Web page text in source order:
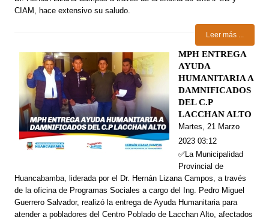
CIAM, hace extensivo su saludo.
Leer más ...
MPH ENTREGA
AYUDA
HUMANITARIA A
DAMNIFICADOS
DEL C.P
LACCHAN ALTO
Martes, 21 Marzo
2023 03:12
✅La Municipalidad
Provincial de
Huancabamba, liderada por el Dr. Hernán Lizana Campos, a través
de la oficina de Programas Sociales a cargo del Ing. Pedro Miguel
Guerrero Salvador, realizó la entrega de Ayuda Humanitaria para
atender a pobladores del Centro Poblado de Lacchan Alto, afectados